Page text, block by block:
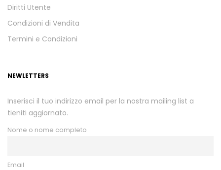
Diritti Utente
Condizioni di Vendita
Termini e Condizioni
NEWLETTERS
Inserisci il tuo indirizzo email per la nostra mailing list a
tieniti aggiornato.
Nome o nome completo
Email